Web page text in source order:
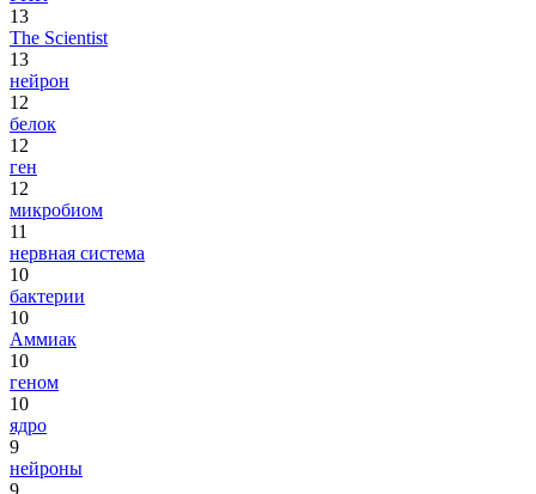
13
The Scientist
13
нейрон
12
белок
12
ген
12
микробиом
11
нервная система
10
бактерии
10
Аммиак
10
геном
10
ядро
9
нейроны
9